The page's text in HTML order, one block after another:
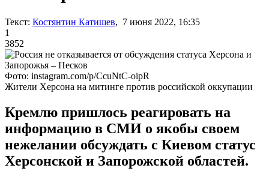
Текст: Костянтин Катишев, 7 июня 2022, 16:35
1
3852
Фото: instagram.com/p/CcuNtC-oipR
Жители Херсона на митинге против российской оккупации
Кремлю пришлось реагировать на
информацию в СМИ о якобы своем
нежелании обсуждать с Киевом статус
Херсонской и Запорожской областей.